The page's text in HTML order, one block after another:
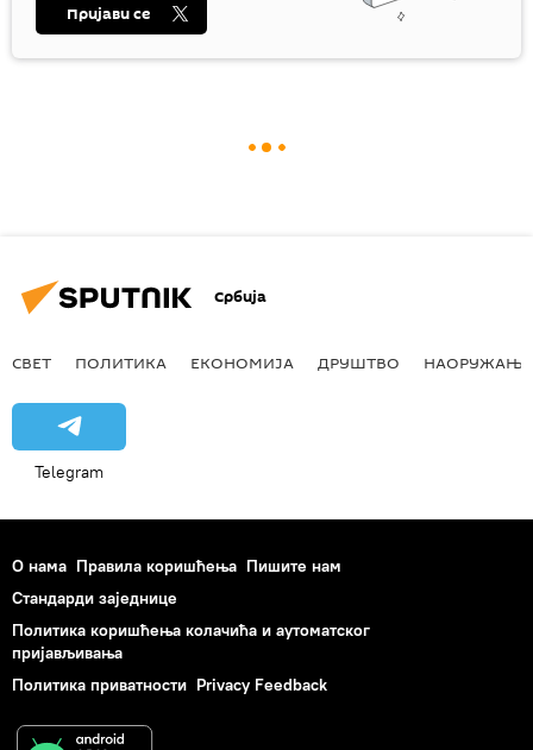
Пријави се
Србија
СВЕТ ПОЛИТИКА ЕКОНОМИЈА ДРУШТВО НАОРУЖАЊЕ
Telegram
О нама Правила коришћења Пишите нам
Стандарди заједнице
Политика коришћења колачића и аутоматског
пријављивања
Политика приватности Privacy Feedback